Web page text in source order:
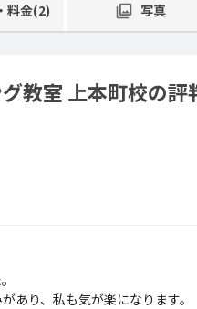
料金(2) 写真
教室 上本町校の評
あり、私も気が楽になります。